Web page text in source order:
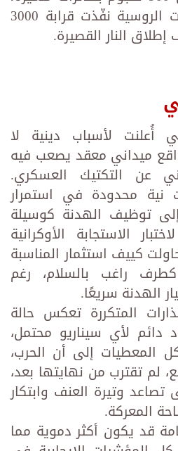
أعلنت كييف أن القوات الروسية نفّذت قرابة 3000
النار القصيرة.
أُعلنت لأسباب دينية لا
ميداني معقد يصعب فيه
عن التكتيك العسكري.
نية محدودة في استمرار
توظيف الهدنة كوسيلة
الاستجابة الأوكرانية
كييف استثمار المناسبة
راغب بالسلام، رغم
الهدنة سريعًا.
المتكررة تعكس حالة
دائم لأي سيناريو محتمل،
إلى أن الحرب،
لم تقترب من نهايتها بعد،
وتيرة العنف وابتكار
المعركة.
قد يكون أكثر دموية مما